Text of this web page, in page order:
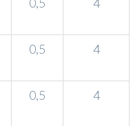
0,5 4
0,5 4